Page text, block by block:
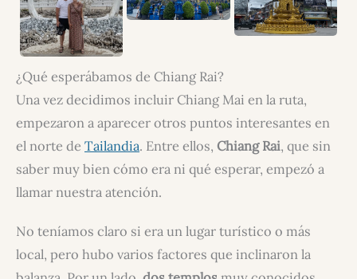
¿Qué esperábamos de Chiang Rai?
Una vez decidimos incluir Chiang Mai en la ruta,
empezaron a aparecer otros puntos interesantes en
el norte de Tailandia. Entre ellos, Chiang Rai, que sin
saber muy bien cómo era ni qué esperar, empezó a
llamar nuestra atención.
No teníamos claro si era un lugar turístico o más
local, pero hubo varios factores que inclinaron la